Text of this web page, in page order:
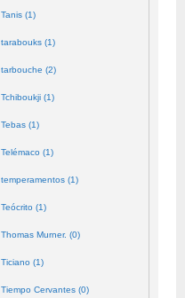
Tanis (1)
tarabouks (1)
tarbouche (2)
Tchiboukji (1)
Tebas (1)
Telémaco (1)
temperamentos (1)
Teócrito (1)
Thomas Murner. (0)
Ticiano (1)
Tiempo Cervantes (0)